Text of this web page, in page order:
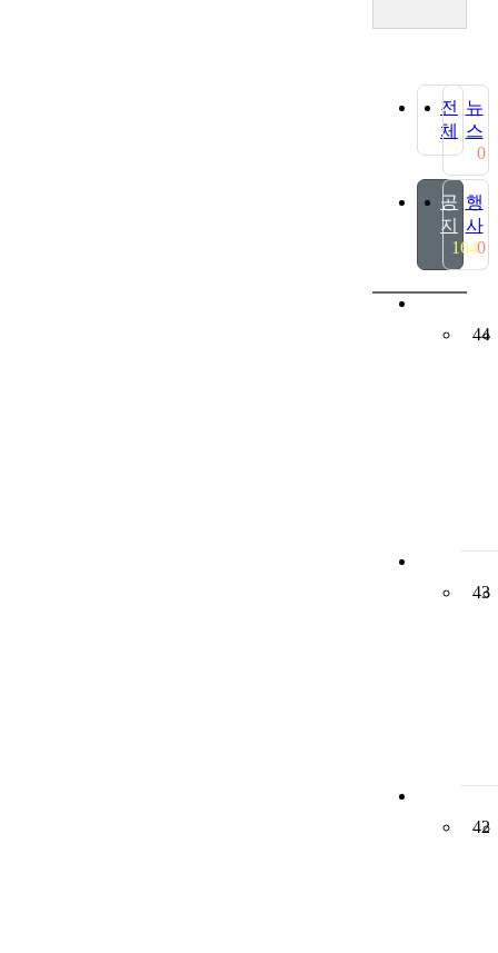
전
체
뉴
스
0
공
지
164
행
사
0
44
43
42